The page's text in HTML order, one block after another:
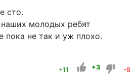
сто.
молодых ребят
пока не так и уж плохо.
+11 +3 -8